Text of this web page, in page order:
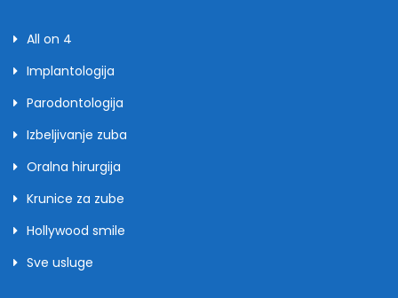
All on 4
Implantologija
Parodontologija
Izbeljivanje zuba
Oralna hirurgija
Krunice za zube
Hollywood smile
Sve usluge